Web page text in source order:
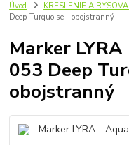
Úvod KRESLENIE A
Deep Turquoise - obojstranný
Marker
053 Deep
obojstranný